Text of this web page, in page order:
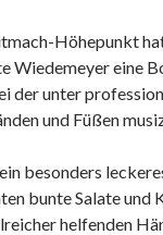
Höhepunkt
Wiedemeyer eine
der unter
und Füßen
besonders
bunte Salate und
helfenden